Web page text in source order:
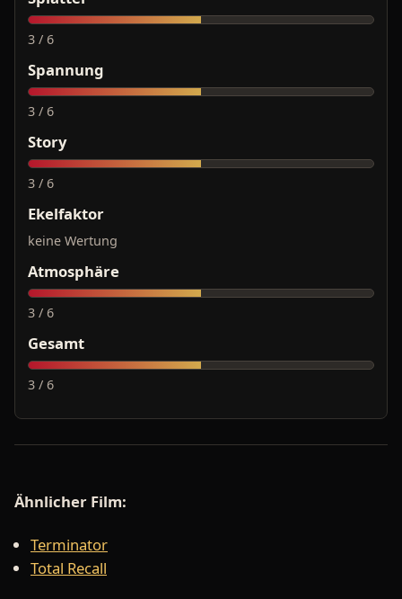
3 / 6
Spannung
3 / 6
Story
3 / 6
Ekelfaktor
keine Wertung
Atmosphäre
3 / 6
Gesamt
3 / 6
Ähnlicher Film:
Terminator
Total Recall